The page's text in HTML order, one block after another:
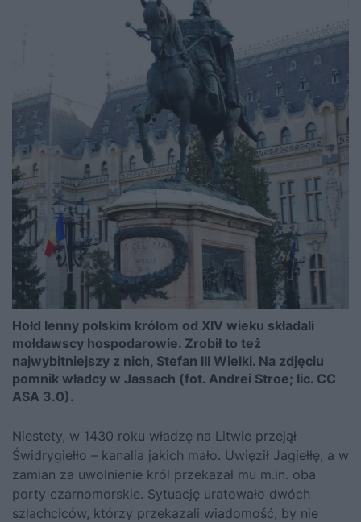
Hołd lenny polskim królom od XIV wieku składali
mołdawscy hospodarowie. Zrobił to też
najwybitniejszy z nich, Stefan III Wielki. Na zdjęciu
pomnik władcy w Jassach (fot. Andrei Stroe; lic. CC
ASA 3.0).
Niestety, w 1430 roku władzę na Litwie przejął
Świdrygiełło – kanalia jakich mało. Uwięził Jagiełłę, a w
zamian za uwolnienie król przekazał mu m.in. oba
porty czarnomorskie. Sytuację uratowało dwóch
szlachciców, którzy przekazali wiadomość, by nie